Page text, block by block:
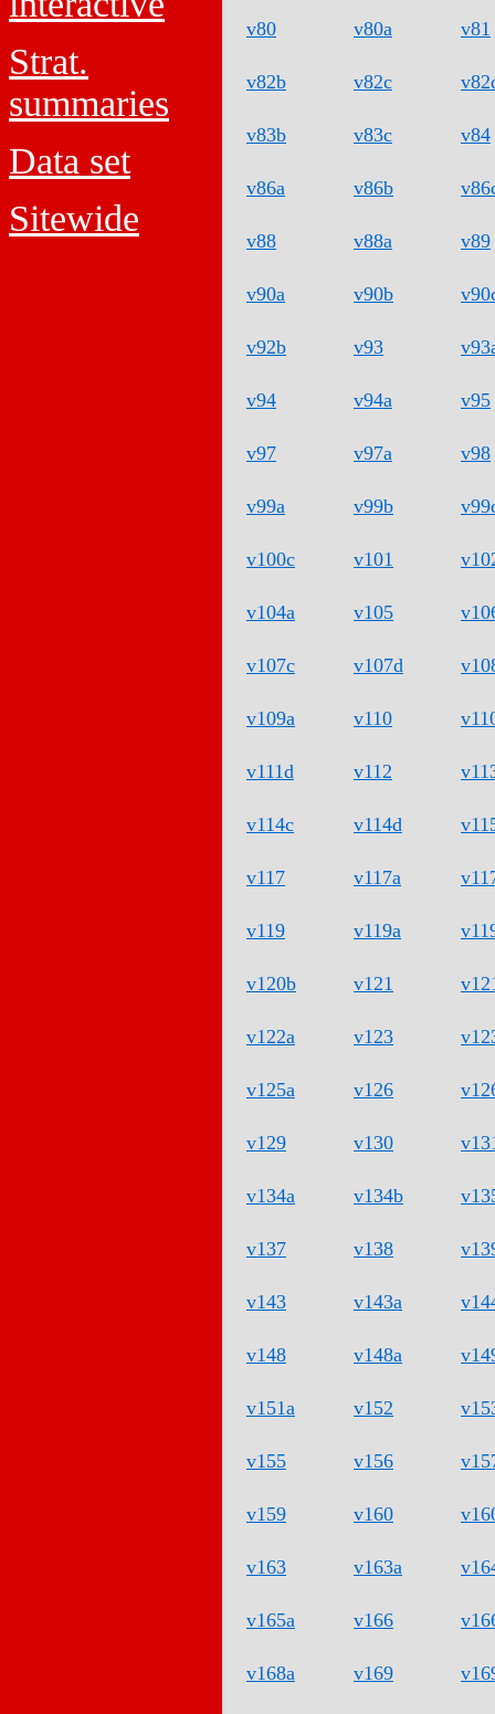
Strat.
summaries
Data set
Sitewide
v80 v80a v81
v82b v82c
v83b v83c v84
v86a v86b
v88 v88a v89
v90a v90b
v92b v93
v94 v94a v95
v97 v97a v98
v99a v99b
v100c v101
v104a v105
v107c v107d
v109a v110
v111d v112
v114c v114d
v117 v117a
v119 v119a
v120b v121
v122a v123
v125a v126
v129 v130
v134a v134b
v137 v138
v143 v143a
v148 v148a
v151a v152
v155 v156
v159 v160
v163 v163a
v165a v166
v168a v169